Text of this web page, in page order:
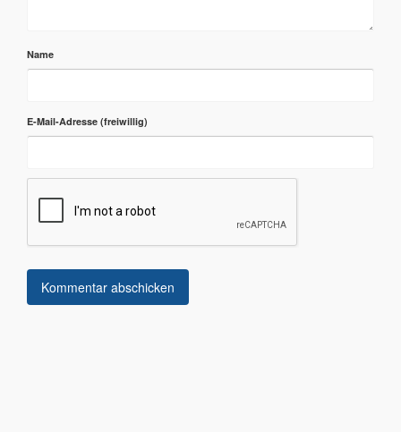
Name
E-Mail-Adresse